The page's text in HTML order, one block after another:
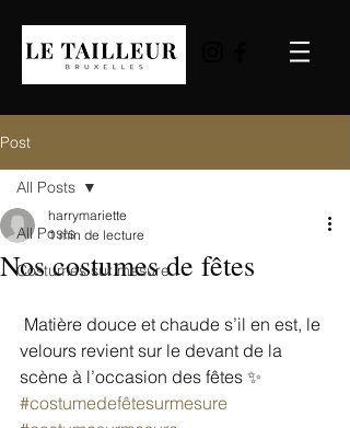
Post
All Posts
Costumes sur mesure
All Posts
Nos costumes de fêtes
harrymariette
1 min de lecture
velours revient sur le devant de la
scène à l’occasion des fêtes ✨
#costumedefêtesurmesure